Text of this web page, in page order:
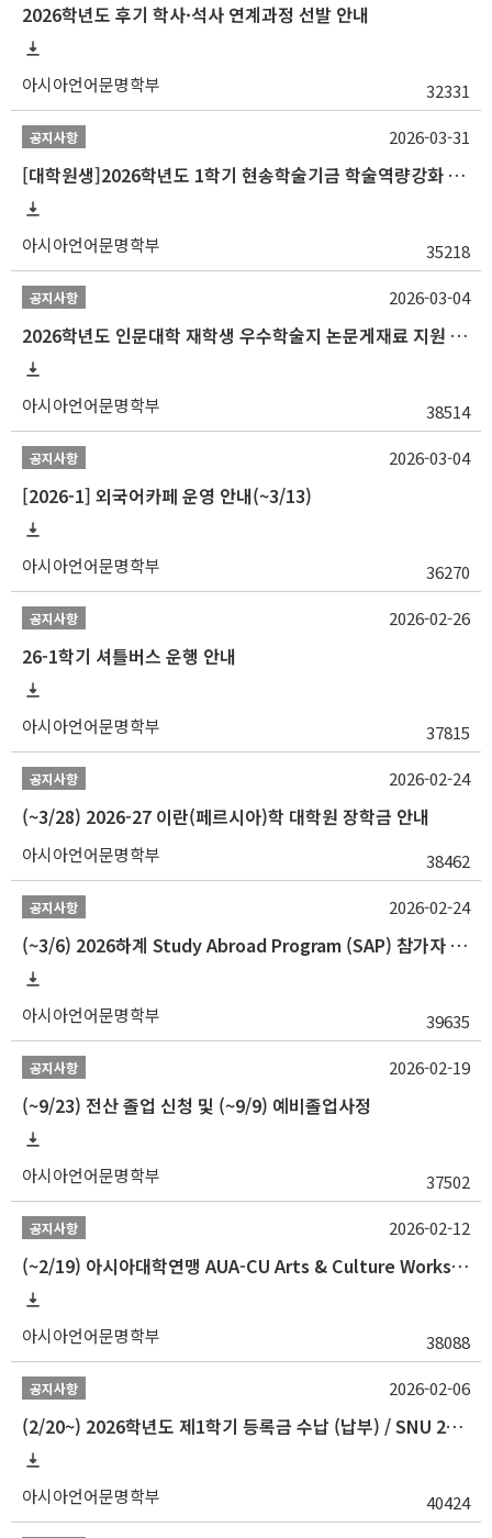
2026학년도 후기 학사·석사 연계과정 선발 안내
아시아언어문명학부 32331
공지사항
[대학원생]2026학년도 1학기 현송학술기금 학술역량강화 사업 안내
아시아언어문명학부 35218
2026-03-31
공지사항
2026학년도 인문대학 재학생 우수학술지 논문게재료 지원 안내
아시아언어문명학부 38514
2026-03-04
공지사항
[2026-1] 외국어카페 운영 안내(~3/13)
아시아언어문명학부 36270
2026-03-04
공지사항
26-1학기 셔틀버스 운행 안내
아시아언어문명학부 37815
2026-02-26
공지사항
(~3/28) 2026-27 이란(페르시아)학 대학원 장학금 안내
아시아언어문명학부 38462
2026-02-24
공지사항
(~3/6) 2026하계 Study Abroad Program (SAP) 참가자 모집 안내
아시아언어문명학부 39635
2026-02-24
공지사항
(~9/23) 전산 졸업 신청 및 (~9/9) 예비졸업사정
아시아언어문명학부 37502
2026-02-19
공지사항
(~2/19) 아시아대학연맹 AUA-CU Arts & Culture Workshop Camp 2026 참가자 선발 안내
아시아언어문명학부 38088
2026-02-12
공지사항
(2/20~) 2026학년도 제1학기 등록금 수납 (납부) / SNU 26-1 Tuition fee payment notice
아시아언어문명학부 40424
2026-02-06